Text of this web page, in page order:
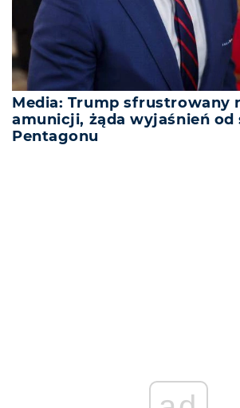
Media: Trump sfrustrowany
amunicji, żąda wyjaśnień od
Pentagonu